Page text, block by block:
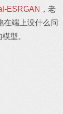
ESRGAN ，老
在端上没什么问
型。